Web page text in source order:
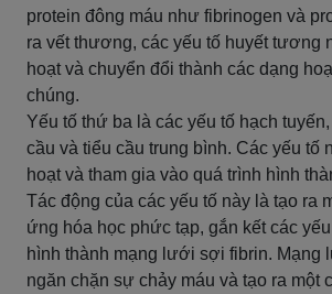
protein đông máu như fibrinogen và
ra vết thương, các yếu tố huyết tương
hoạt và chuyển đổi thành các dạng
chúng.
Yếu tố thứ ba là các yếu tố hạch
cầu và tiểu cầu trung bình. Các yếu tố
hoạt và tham gia vào quá trình hình
Tác động của các yếu tố này là tạo ra
ứng hóa học phức tạp, gắn kết các
hình thành mạng lưới sợi fibrin. Mạng
ngăn chặn sự chảy máu và tạo ra một